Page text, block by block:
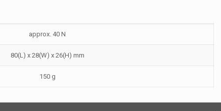
approx. 40 N
80(L) x 28(W) x 26(H) mm
150 g